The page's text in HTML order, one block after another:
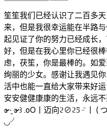
笙笙我们已经认识了二百多
来，但是我很幸运能在半路
起见证了你的努力已经成长
好，但是在我心里你已经很
虑，茯笙，你是最棒的。如
绚丽的少女。感谢让我遇见
活中也能一直给大家带来好
安安健健康康的生活，永
ɞ̴̶̷ ·̮ ɞ̴̶̷ ꒱ .oO丨迈向ϩ⊘ϩƼ ᵕ̈ 丨
◟◞╯